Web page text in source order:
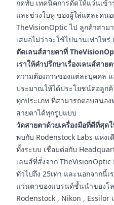
กดทับ เทคนิคการดัดให้แว่นเข้
และช่วงใบหู ของผู้ใส่แต่ละคน
TheVisionOptic ไป ลูกค้าสาม
เสมอไม่ว่าจะใช้ไปนานเท่าไหร่
ตัดเลนส์สายตาที่
เราให้คำปรึกษาเรื่องเลนส์สาย
ความต้องการของแต่ละบุคคล
ประมาณให้ได้ประโยชน์ต่อลูก
ทุกประเภท ที่สามารถตอบสนอ
สายตาได้ทุกรูปแบบ
วัดสายตาด้วยเครื่องมือที่ดีที่สุด
พบกับ Rodenstock Labs แห่ง
ทั้งระบบ เชื่อมต่อกับ
เลนส์ที่สั่งจาก
ทั่วไปถึง 25เท่า และนอกจากนี้
แว่นตาของแบรนด์ชั้นนำของโล
Rodenstock , Nikon , Essilor